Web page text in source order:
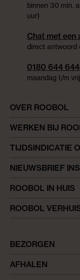
OVER ROOBOL
WERKEN BIJ
TIJDSINDICATIE
NIEUWSBRIEF
ROOBOL IN HUIS
ROOBOL
BEZORGEN
AFHALEN
binnen 30 min.
uur)
Chat met een
direct antwoord
0180 644 644
maandag t/m